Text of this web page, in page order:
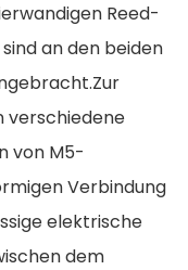
Reed-
sind an den beiden
verschiedene
von M5-
Verbindung
elektrische
dem